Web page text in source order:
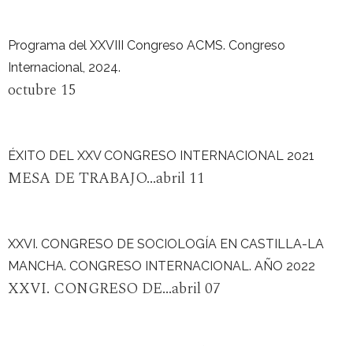
Programa del XXVIII Congreso ACMS. Congreso
Internacional, 2024.
octubre 15
ÉXITO DEL XXV CONGRESO INTERNACIONAL 2021
MESA DE TRABAJO...abril 11
XXVI. CONGRESO DE SOCIOLOGÍA EN CASTILLA-LA
MANCHA. CONGRESO INTERNACIONAL. AÑO 2022
XXVI. CONGRESO DE...abril 07